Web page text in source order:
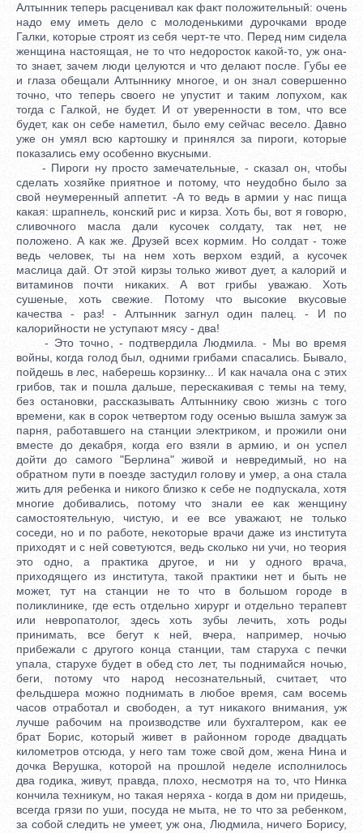
Алтынник теперь расценивал как факт положительный: очень
надо ему иметь дело с молоденькими дурочками вроде
Галки, которые строят из себя черт-те что. Перед ним сидела
женщина настоящая, не то что недоросток какой-то, уж она-
то знает, зачем люди целуются и что делают после. Губы ее
и глаза обещали Алтыннику многое, и он знал совершенно
точно, что теперь своего не упустит и таким лопухом, как
тогда с Галкой, не будет. И от уверенности в том, что все
будет, как он себе наметил, было ему сейчас весело. Давно
уже он умял всю картошку и принялся за пироги, которые
показались ему особенно вкусными.
- Пироги ну просто замечательные, - сказал он, чтобы
сделать хозяйке приятное и потому, что неудобно было за
свой неумеренный аппетит. -А то ведь в армии у нас пища
какая: шрапнель, конский рис и кирза. Хоть бы, вот я говорю,
сливочного масла дали кусочек солдату, так нет, не
положено. А как же. Друзей всех кормим. Но солдат - тоже
ведь человек, ты на нем хоть верхом ездий, а кусочек
маслица дай. От этой кирзы только живот дует, а калорий и
витаминов почти никаких. А вот грибы уважаю. Хоть
сушеные, хоть свежие. Потому что высокие вкусовые
качества - раз! - Алтынник загнул один палец. - И по
калорийности не уступают мясу - два!
- Это точно, - подтвердила Людмила. - Мы во время
войны, когда голод был, одними грибами спасались. Бывало,
пойдешь в лес, наберешь корзинку... И как начала она с этих
грибов, так и пошла дальше, перескакивая с темы на тему,
без остановки, рассказывать Алтыннику свою жизнь с того
времени, как в сорок четвертом году осенью вышла замуж за
парня, работавшего на станции электриком, и прожили они
вместе до декабря, когда его взяли в армию, и он успел
дойти до самого "Берлина" живой и невредимый, но на
обратном пути в поезде застудил голову и умер, а она стала
жить для ребенка и никого близко к себе не подпускала, хотя
многие добивались, потому что знали ее как женщину
самостоятельную, чистую, и ее все уважают, не только
соседи, но и по работе, некоторые врачи даже из института
приходят и с ней советуются, ведь сколько ни учи, но теория
это одно, а практика другое, и ни у одного врача,
приходящего из института, такой практики нет и быть не
может, тут на станции не то что в большом городе в
поликлинике, где есть отдельно хирург и отдельно терапевт
или невропатолог, здесь хоть зубы лечить, хоть роды
принимать, все бегут к ней, вчера, например, ночью
прибежали с другого конца станции, там старуха с печки
упала, старухе будет в обед сто лет, ты поднимайся ночью,
беги, потому что народ несознательный, считает, что
фельдшера можно поднимать в любое время, сам восемь
часов отработал и свободен, а тут никакого внимания, уж
лучше рабочим на производстве или бухгалтером, как ее
брат Борис, который живет в районном городе двадцать
километров отсюда, у него там тоже свой дом, жена Нина и
дочка Верушка, которой на прошлой неделе исполнилось
два годика, живут, правда, плохо, несмотря на то, что Нинка
кончила техникум, но такая неряха - когда в дом ни придешь,
всегда грязи по уши, посуда не мыта, не то что за ребенком,
за собой следить не умеет, уж она, Людмила, ничего Борису,